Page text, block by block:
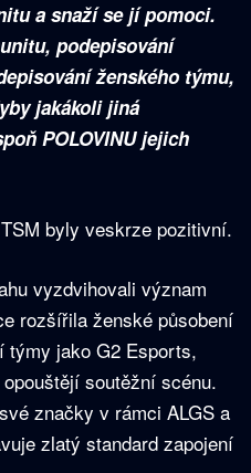
a snaží se jí pomoci.
podepisování
ženského týmu,
jakákoli jiná
POLOVINU jejich
byly veskrze pozitivní.
vyzdvihovali význam
rozšířila ženské působení
týmy jako G2 Esports,
soutěžní scénu.
značky v rámci ALGS a
zlatý standard zapojení